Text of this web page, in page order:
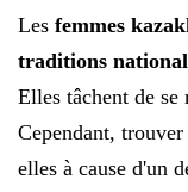
Les femmes
traditions
Elles tâchent de
Cependant,
elles à cause d'un